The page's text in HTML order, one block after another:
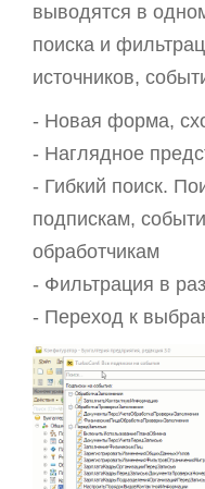
выводятся в
поиска и
источников,
- Новая форма,
- Наглядное
- Гибкий поиск.
подпискам,
обработчикам
- Фильтрация в
- Переход к